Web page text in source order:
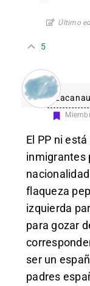
Último
5
Lacanau
El PP ni
inmigrantes
flaqueza
izquierda
para gozar
ser un
padres